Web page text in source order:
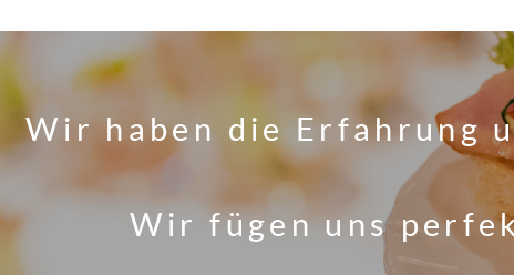
Wir haben die Erfahrung
Wir fügen uns